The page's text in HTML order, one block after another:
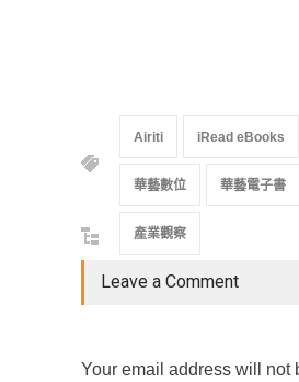
Airiti iRead eBooks
華藝數位 華藝電子書
產業觀察
Leave a Comment
Your email address will not